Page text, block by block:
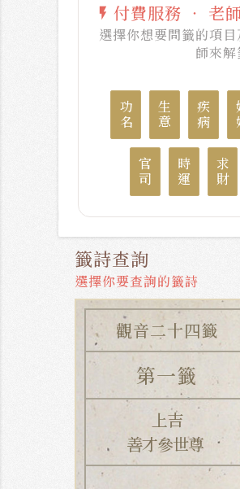
flash_on 付費服務 ‧ 老
選擇你想要問籤的項
師來解
功名 生意 疾病
官司
時運 求財
籤詩查詢
選擇你要查詢的籤詩
觀音二十四籤
第一籤
上吉
善才參世尊